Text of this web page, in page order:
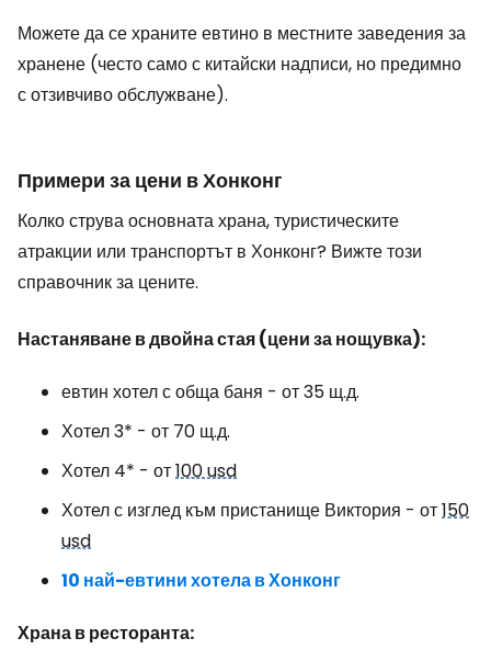
Можете да се храните евтино в местните заведения за
хранене (често само с китайски надписи, но предимно
с отзивчиво обслужване).
Примери за цени в Хонконг
Колко струва основната храна, туристическите
атракции или транспортът в Хонконг? Вижте този
справочник за цените.
Настаняване в двойна стая (цени за нощувка):
евтин хотел с обща баня - от 35 щ.д.
Хотел 3* - от 70 щ.д.
Хотел 4* - от100 usd
Хотел с изглед към пристанище Виктория - от150
usd
10 най-евтини хотела в Хонконг
Храна в ресторанта: